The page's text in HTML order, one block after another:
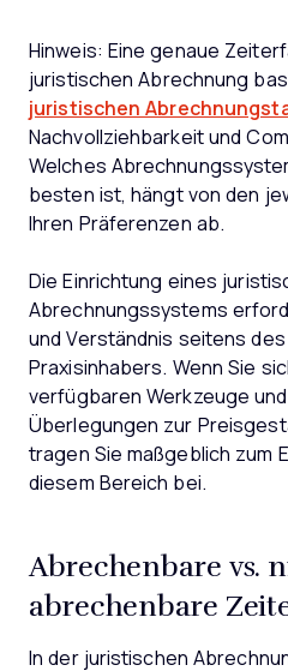
Hinweis: Eine genaue
juristischen Abrechnung
juristischen
Nachvollziehbarkeit und
Welches
besten ist, hängt von den
Ihren Präferenzen ab.
Die Einrichtung eines
Abrechnungssystems
und Verständnis seitens
Praxisinhabers. Wenn Sie
verfügbaren Werkzeuge
Überlegungen zur
tragen Sie maßgeblich zum
diesem Bereich bei.
Abrechenbare vs.
abrechenbare
In der juristischen